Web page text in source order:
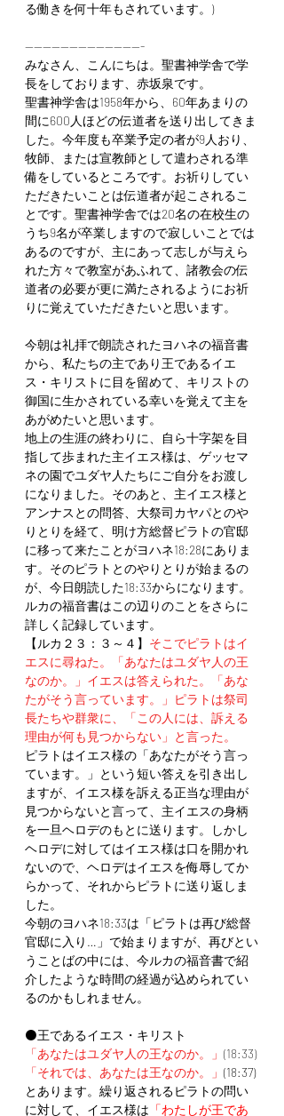
る働きを何十年もされています。)
---------------------------
みなさん、こんにちは。聖書神学舎で学
長をしております、赤坂泉です。
聖書神学舎は1958年から、60年あまりの
間に600人ほどの伝道者を送り出してきま
した。今年度も卒業予定の者が9人おり、
牧師、または宣教師として遣わされる準
備をしているところです。お祈りしてい
ただきたいことは伝道者が起こされるこ
とです。聖書神学舎では20名の在校生の
うち9名が卒業しますので寂しいことでは
あるのですが、主にあって志しが与えら
れた方々で教室があふれて、諸教会の伝
道者の必要が更に満たされるようにお祈
りに覚えていただきたいと思います。
今朝は礼拝で朗読されたヨハネの福音書
から、私たちの主であり王であるイエ
ス・キリストに目を留めて、キリストの
御国に生かされている幸いを覚えて主を
あがめたいと思います。
地上の生涯の終わりに、自ら十字架を目
指して歩まれた主イエス様は、ゲッセマ
ネの園でユダヤ人たちにご自分をお渡し
になりました。そのあと、主イエス様と
アンナスとの問答、大祭司カヤパとのや
りとりを経て、明け方総督ピラトの官邸
に移って来たことがヨハネ18:28にありま
す。そのピラトとのやりとりが始まるの
が、今日朗読した18:33からになります。
ルカの福音書はこの辺りのことをさらに
詳しく記録しています。
【ルカ２３：３～４】 そこでピラトはイ
エスに尋ねた。「あなたはユダヤ人の王
なのか。」イエスは答えられた。「あな
たがそう言っています。」ピラトは祭司
長たちや群衆に、「この人には、訴える
理由が何も見つからない」と言った。
ピラトはイエス様の「あなたがそう言っ
ています。」という短い答えを引き出し
ますが、イエス様を訴える正当な理由が
見つからないと言って、主イエスの身柄
を一旦ヘロデのもとに送ります。しかし
ヘロデに対してはイエス様は口を開かれ
ないので、ヘロデはイエスを侮辱してか
らかって、それからピラトに送り返しま
した。
今朝のヨハネ18:33は「ピラトは再び総督
官邸に入り…」で始まりますが、再びとい
うことばの中には、今ルカの福音書で紹
介したような時間の経過が込められてい
るのかもしれません。
⚫王であるイエス・キリスト
「あなたはユダヤ人の王なのか。」 (18:33)
「それでは、あなたは王なのか。」 (18:37)
とあります。 繰り返されるピラトの問い
に対して、イエス様は 「わたしが王であ